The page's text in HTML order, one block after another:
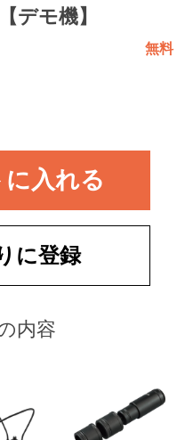
デモ機】
無料
に登録
内容